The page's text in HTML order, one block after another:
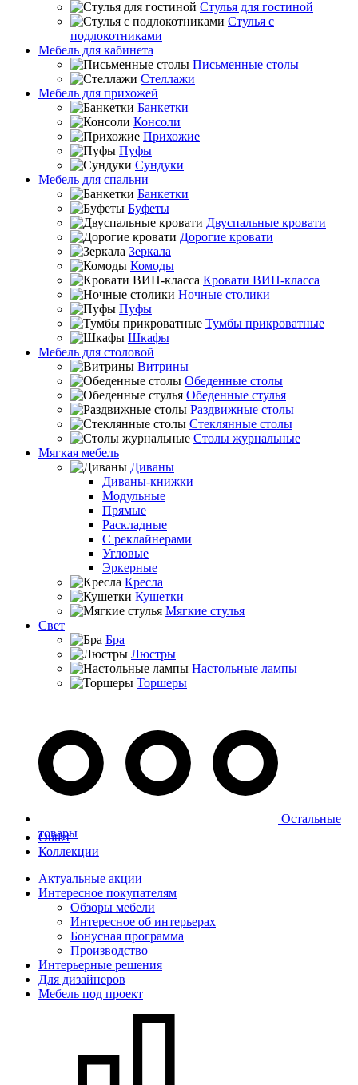
Стулья для гостиной
Стулья с
подлокотниками
Мебель для кабинета
Письменные столы
Стеллажи
Мебель для прихожей
Банкетки
Консоли
Прихожие
Пуфы
Сундуки
Мебель для спальни
Банкетки
Буфеты
Двуспальные кровати
Дорогие кровати
Зеркала
Комоды
Кровати ВИП-класса
Ночные столики
Пуфы
Тумбы прикроватные
Шкафы
Мебель для столовой
Витрины
Обеденные столы
Обеденные стулья
Раздвижные столы
Стеклянные столы
Столы журнальные
Мягкая мебель
Диваны
Диваны-книжки
Модульные
Прямые
Раскладные
С реклайнерами
Угловые
Эркерные
Кресла
Кушетки
Мягкие стулья
Свет
Бра
Люстры
Настольные лампы
Торшеры
Остальные
товары
Outlet
Коллекции
Актуальные акции
Интересное покупателям
Обзоры мебели
Интересное об интерьерах
Бонусная программа
Производство
Интерьерные решения
Для дизайнеров
Мебель под проект